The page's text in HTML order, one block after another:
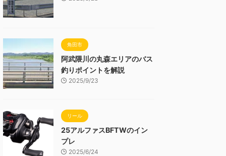
角田市
阿武隈川の丸森エリアのバス
釣りポイントを解説
2025/9/23
リール
25アルファスBFTWのイン
プレ
2025/6/24